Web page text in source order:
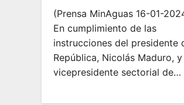
(Prensa MinAguas 16-01-
En cumplimiento de las
instrucciones del presidente
República, Nicolás Maduro,
vicepresidente sectorial de…